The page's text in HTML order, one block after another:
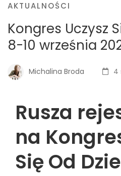
AKTUALNOŚCI
Kongres Uczysz
8-10 września
Michalina Broda 4
Rusza
na
Się Od